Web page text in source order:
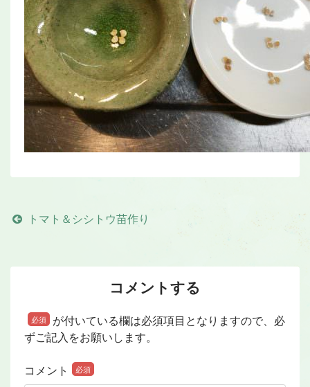
トマト＆シシトウ苗作り
コメントする
必須
が付いている欄は必須項目となりますので、必
ずご記入をお願いします。
コメント 必須